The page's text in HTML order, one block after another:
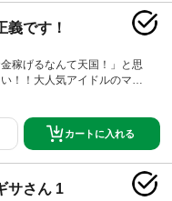
義です！
稼げるなんて天国！」と思
！！大人気アイドルのマネ
時、配置換えがあって今度
ことに。顔はいいけど、ア
ム2015年Vol．6に収録されて
カートに入れる
サさん 1